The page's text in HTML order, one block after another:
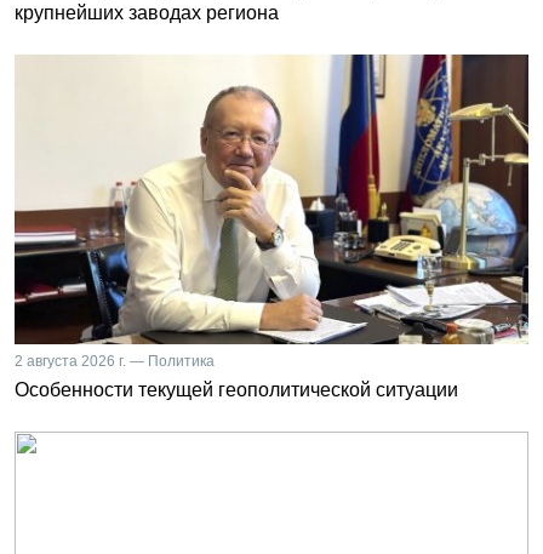
крупнейших заводах региона
2 августа 2026 г. — Политика
Особенности текущей геополитической ситуации